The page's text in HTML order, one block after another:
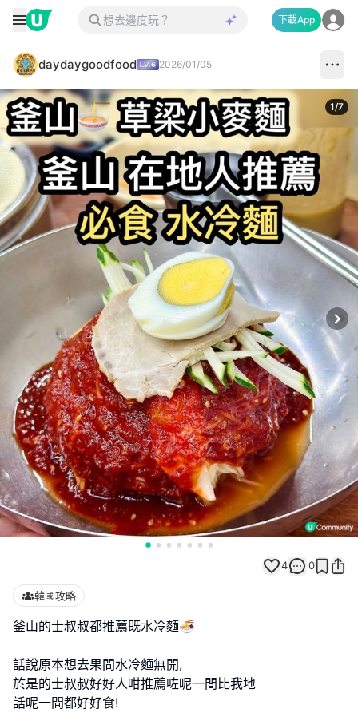
下載App
daydaygoodfood 2026/01/05
1/7
4 0
韓國攻略
釜山的士叔叔都推薦既水冷麵🍜
話說原本想去果間水冷麵無開,
於是的士叔叔好好人咁推薦咗呢一間比我地
話呢一間都好好食!